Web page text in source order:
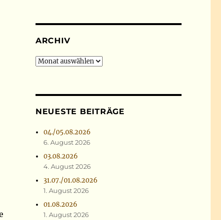
ARCHIV
Archiv
NEUESTE BEITRÄGE
04./05.08.2026
6. August 2026
03.08.2026
4. August 2026
31.07./01.08.2026
1. August 2026
01.08.2026
1. August 2026